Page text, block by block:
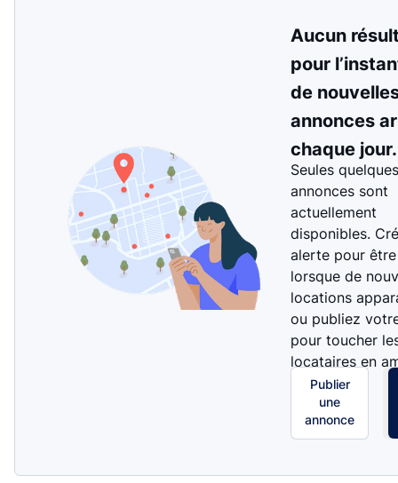
Aucun
pour
de
annonces
chaque jour.
Seules quelques
annonces sont
actuellement
disponibles.
alerte pour
lorsque de
locations
ou publiez
pour toucher
locataires en
Publier
une
annonce